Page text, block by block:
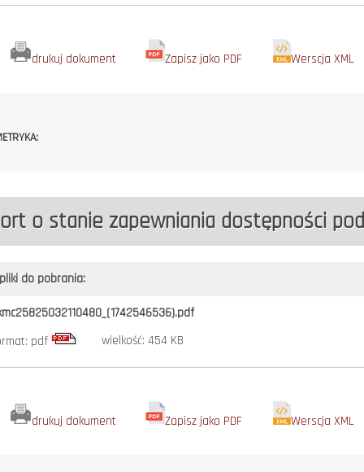
drukuj dokument Zapisz jako PDF Werscja XML
o stanie zapewniania dostępności
pliki do pobrania:
pdf wielkość: 454 KB
drukuj dokument Zapisz jako PDF Werscja XML